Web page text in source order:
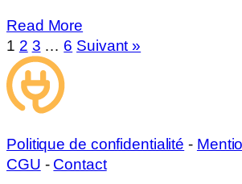
Read More
1 2 3 … 6 Suivant »
Politique de confidentialité -
CGU - Contact